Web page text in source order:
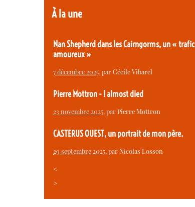
À la une
Nan Shepherd dans les Cairngorms, un « trafic
amoureux »
7 décembre 2025, parCécile Vibarel
Pierre Mottron - I almost died
23 novembre 2025, parPierre Mottron
CASTERUS OUEST, un portrait de mon père.
29 septembre 2025, parNicolas Losson
<
>